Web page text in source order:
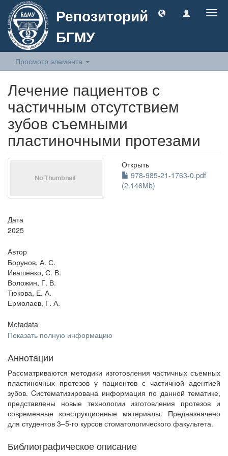
Репозиторий
БГМУ
Просмотр элемента
Лечение пациентов с
частичным отсутствием
зубов съемными
пластиночными протезами
Открыть
978-985-21-1763-0.pdf
(2.146Mb)
Дата
2025
Автор
Борунов, А. С.
Ивашенко, С. В.
Воложин, Г. В.
Тюкова, Е. А.
Ермолаев, Г. А.
Metadata
Показать полную информацию
Аннотации
Рассматриваются методики изготовления частичных съемных
пластиночных протезов у пациентов с частичной адентией
зубов. Cистематизирована информация по данной тематике,
представлены новые технологии изготовления протезов и
современные конструкционные материалы. Предназначено
для студентов 3–5-го курсов стоматологического факультета.
Библиографическое описание